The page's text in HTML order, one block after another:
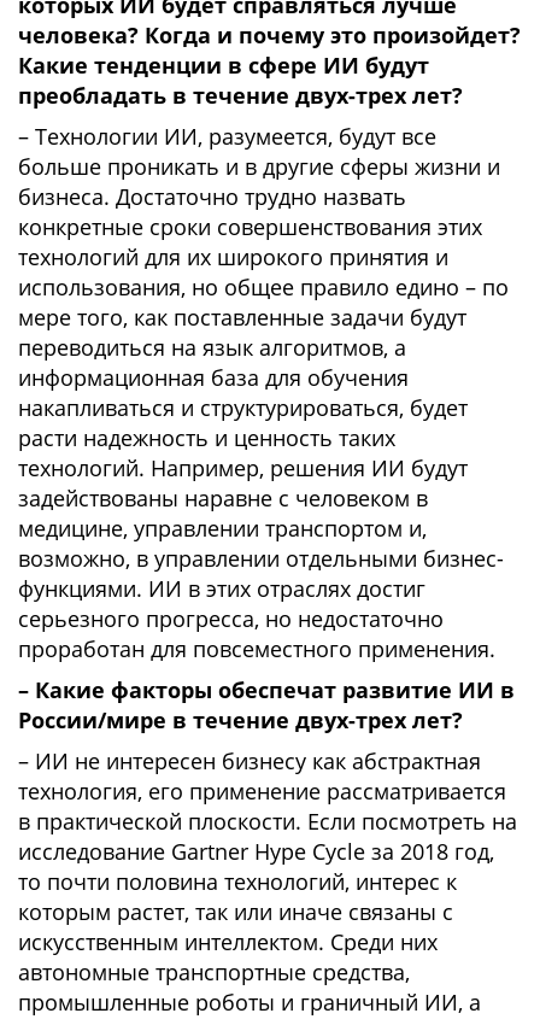
человека? Когда и почему это произойдет?
Какие тенденции в сфере ИИ будут
преобладать в течение двух-трех лет?
– Технологии ИИ, разумеется, будут все
больше проникать и в другие сферы жизни и
бизнеса. Достаточно трудно назвать
конкретные сроки совершенствования этих
технологий для их широкого принятия и
использования, но общее правило едино – по
мере того, как поставленные задачи будут
переводиться на язык алгоритмов, а
информационная база для обучения
накапливаться и структурироваться, будет
расти надежность и ценность таких
технологий. Например, решения ИИ будут
задействованы наравне с человеком в
медицине, управлении транспортом и,
возможно, в управлении отдельными бизнес-
функциями. ИИ в этих отраслях достиг
серьезного прогресса, но недостаточно
проработан для повсеместного применения.
– Какие факторы обеспечат развитие ИИ в
России/мире в течение двух-трех лет?
– ИИ не интересен бизнесу как абстрактная
технология, его применение рассматривается
в практической плоскости. Если посмотреть на
исследование Gartner Hype Cycle за 2018 год,
то почти половина технологий, интерес к
которым растет, так или иначе связаны с
искусственным интеллектом. Среди них
автономные транспортные средства,
промышленные роботы и граничный ИИ, а